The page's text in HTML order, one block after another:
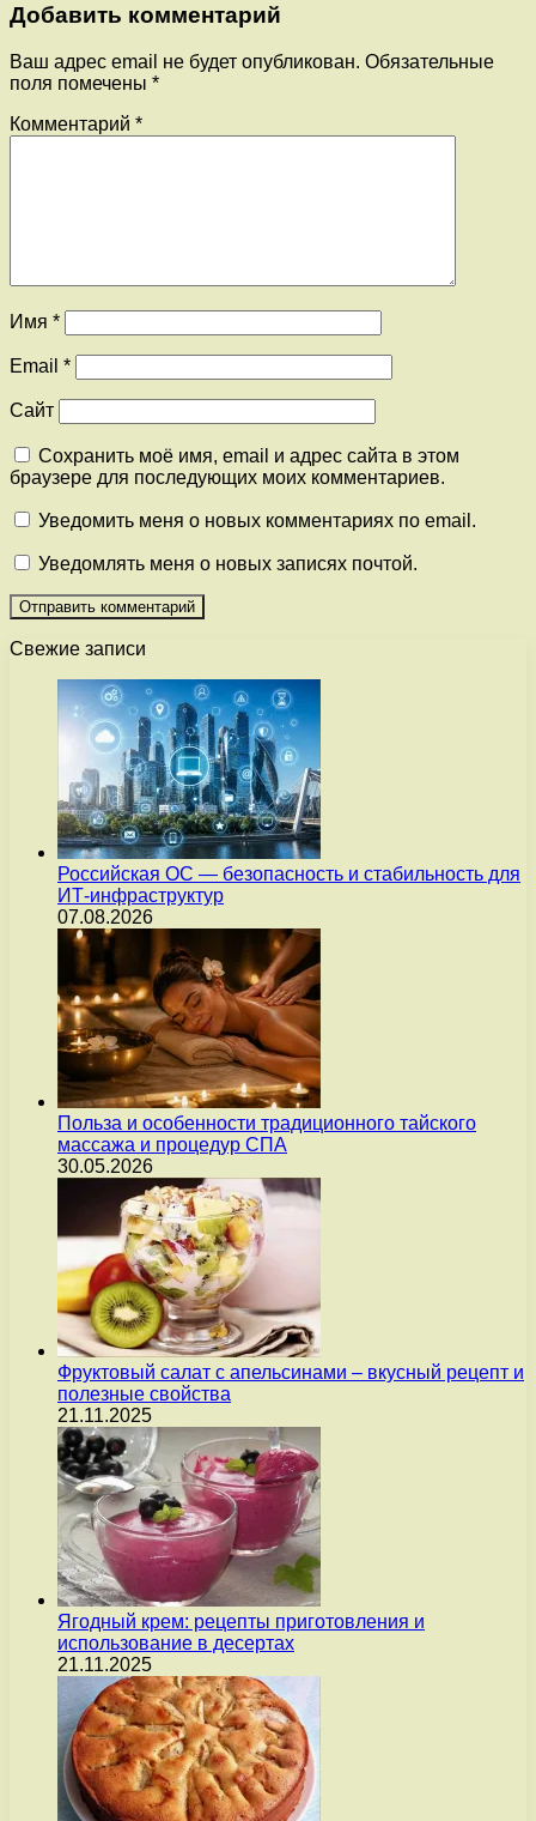
Добавить комментарий
Ваш адрес email не будет опубликован. Обязательные
поля помечены *
Комментарий *
Имя *
Email *
Сайт
Сохранить моё имя, email и адрес сайта в этом
браузере для последующих моих комментариев.
Уведомить меня о новых комментариях по email.
Уведомлять меня о новых записях почтой.
Свежие записи
Российская ОС — безопасность и стабильность для
ИТ-инфраструктур
07.08.2026
Польза и особенности традиционного тайского
массажа и процедур СПА
30.05.2026
Фруктовый салат с апельсинами – вкусный рецепт и
полезные свойства
21.11.2025
Ягодный крем: рецепты приготовления и
использование в десертах
21.11.2025